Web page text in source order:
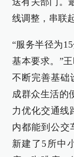
线调整，串联
“服务半径为
基本要求。”
不断完善基础
成群众生活的
力优化交通线
内都能到公交
新建了5所中